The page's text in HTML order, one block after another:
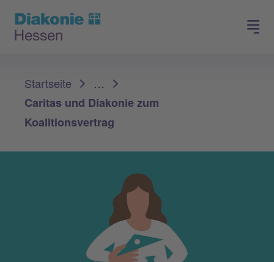
Spenden
Startseite
…
Caritas und Diakonie zum
Koalitionsvertrag